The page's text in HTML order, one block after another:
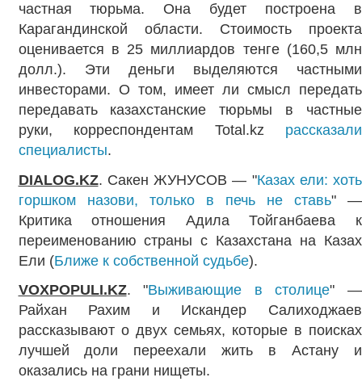
частная тюрьма. Она будет построена в
Карагандинской области. Стоимость проекта
оценивается в 25 миллиардов тенге (160,5 млн
долл.). Эти деньги выделяются частными
инвесторами. О том, имеет ли смысл передать
передавать казахстанские тюрьмы в частные
руки, корреспондентам Total.kz рассказали
специалисты.
DIALOG.KZ. Сакен ЖУНУСОВ — "Казах ели: хоть
горшком назови, только в печь не ставь" —
Критика отношения Адила Тойганбаева к
переименованию страны с Казахстана на Казах
Ели (Ближе к собственной судьбе).
VOXPOPULI.KZ. "Выживающие в столице" —
Райхан Рахим и Искандер Салиходжаев
рассказывают о двух семьях, которые в поисках
лучшей доли переехали жить в Астану и
оказались на грани нищеты.